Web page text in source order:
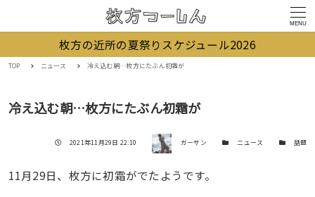
MENU
枚方の近所の夏祭りスケジュール2026
TOP ニュース 冷え込む朝…枚方にたぶん初霜が
冷え込む朝…枚方にたぶん初霜が
投稿日
2021年11月29日 22:10 著者 ガーサン カテゴリー
ニュース カテゴリー
話題
11月29日、枚方に初霜がでたようです。